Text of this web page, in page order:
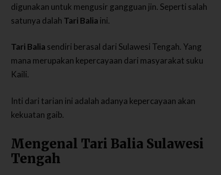
digunakan untuk mengusir gangguan jin. Seperti salah
satunya dalah Tari Balia ini.
Tari Balia sendiri berasal dari Sulawesi Tengah. Yang
mana merupakan kepercayaan dari masyarakat suku
Kaili.
Inti dari tarian ini adalah adanya kepercayaan akan
kekuatan gaib.
Mengenal Tari Balia Sulawesi
Tengah